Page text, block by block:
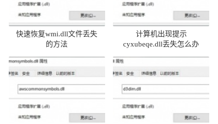
快速恢复wmi.dll文件丢失
的方法
计算机出现提示
cyxubeqe.dll丢失怎么办